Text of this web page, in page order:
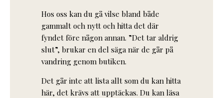
Hos oss kan du gå vilse bland både
gammalt och nytt och hitta det där
fyndet före någon annan. ”Det tar aldrig
slut”, brukar en del säga när de går på
vandring genom butiken.
Det går inte att lista allt som du kan hitta
här, det krävs att upptäckas. Du kan läsa